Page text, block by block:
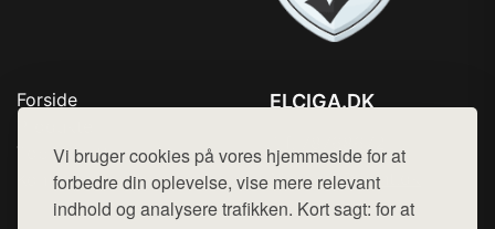
Vi bruger cookies på vores hjemmeside for at
forbedre din oplevelse, vise mere relevant
indhold og analysere trafikken. Kort sagt: for at
Forside
Top Rabatter
Kontakt
ELCIGA.DK
Mail: hej@want.dk
Cookie- og privatlivspolitik